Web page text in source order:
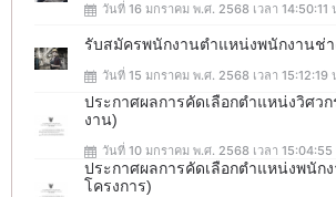
วันที่ 16 มกราคม พ.ศ. 2568 เวลา 14:50:11
รับสมัครพนักงานตำแหน่งพนักงานช่า
วันที่ 15 มกราคม พ.ศ. 2568 เวลา 15:12:19
ประกาศผลการคัดเลือกตำแหน่งวิศว
งาน)
วันที่ 10 มกราคม พ.ศ. 2568 เวลา 15:04:55
ประกาศผลการคัดเลือกตำแหน่งพนัก
โครงการ)